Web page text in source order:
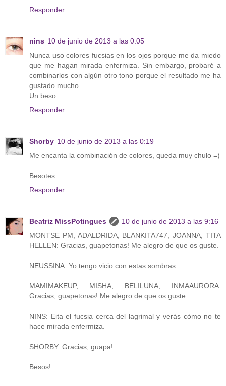
Responder
nins 10 de junio de 2013 a las 0:05
Nunca uso colores fucsias en los ojos porque me da miedo
que me hagan mirada enfermiza. Sin embargo, probaré a
combinarlos con algún otro tono porque el resultado me ha
gustado mucho.
Un beso.
Responder
Shorby 10 de junio de 2013 a las 0:19
Me encanta la combinación de colores, queda muy chulo =)
Besotes
Responder
Beatriz MissPotingues
10 de junio de 2013 a las 9:16
MONTSE PM, ADALDRIDA, BLANKITA747, JOANNA, TITA
HELLEN: Gracias, guapetonas! Me alegro de que os guste.
NEUSSINA: Yo tengo vicio con estas sombras.
MAMIMAKEUP, MISHA, BELILUNA, INMAAURORA:
Gracias, guapetonas! Me alegro de que os guste.
NINS: Eita el fucsia cerca del lagrimal y verás cómo no te
hace mirada enfermiza.
SHORBY: Gracias, guapa!
Besos!